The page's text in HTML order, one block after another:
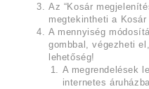
Az “Kosár
megtekintheti a
A mennyiség
gombbal, végezheti
lehetőség!
A megrendelések
internetes